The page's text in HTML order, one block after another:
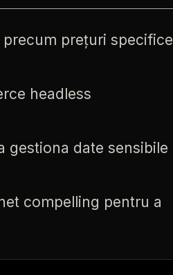
precum prețuri specifice
headless
gestiona date sensibile
compelling pentru a